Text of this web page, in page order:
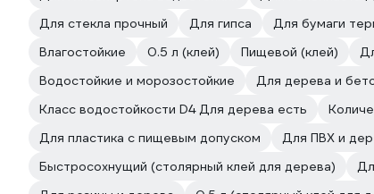
Для стекла прочный
Для гипса Для бумаги
Влагостойкие
0.5 л (клей) Пищевой (клей)
Водостойкие и морозостойкие
Для дерева и
Класс водостойкости D4 Для дерева есть
Для пластика с пищевым допуском
Для ПВХ и
Быстросохнущий (столярный клей для дерева)